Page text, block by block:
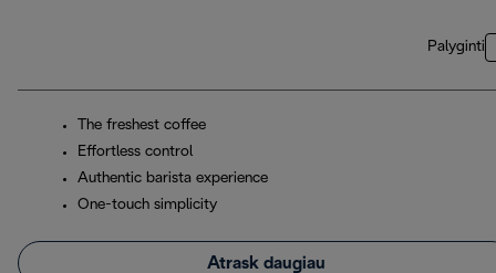
Palyginti
The freshest coffee
Effortless control
Authentic barista experience
One-touch simplicity
Atrask daugiau